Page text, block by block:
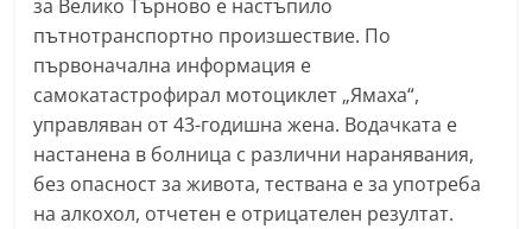
за Велико Търново е настъпило
пътнотранспортно произшествие. По
първоначална информация е
самокатастрофирал мотоциклет „Ямаха“,
управляван от 43-годишна жена. Водачката е
настанена в болница с различни наранявания,
без опасност за живота, тествана е за употреба
на алкохол, отчетен е отрицателен резултат.